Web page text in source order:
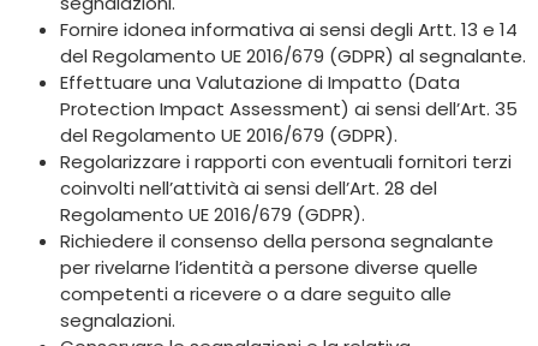
Fornire idonea informativa ai sensi degli Artt. 13 e 14
del Regolamento UE 2016/679 (GDPR) al segnalante.
Effettuare una Valutazione di Impatto (Data
Protection Impact Assessment) ai sensi dell’Art. 35
del Regolamento UE 2016/679 (GDPR).
Regolarizzare i rapporti con eventuali fornitori terzi
coinvolti nell’attività ai sensi dell’Art. 28 del
Regolamento UE 2016/679 (GDPR).
Richiedere il consenso della persona segnalante
per rivelarne l’identità a persone diverse quelle
competenti a ricevere o a dare seguito alle
segnalazioni.